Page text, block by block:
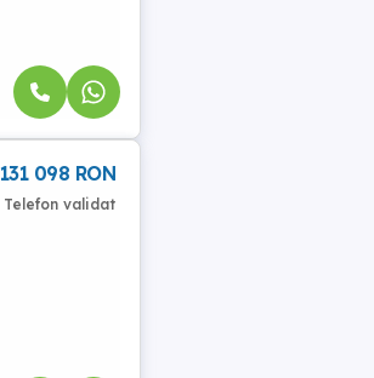
131 098 RON
Telefon validat